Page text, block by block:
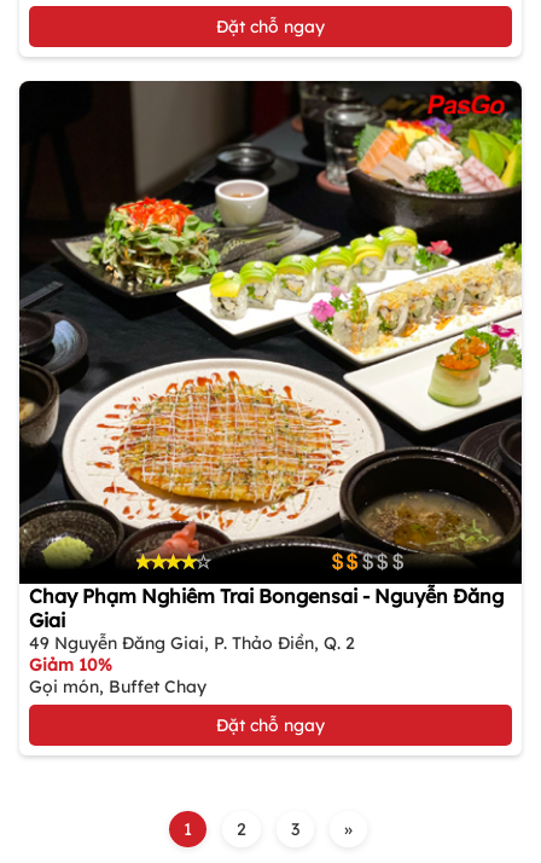
Đặt chỗ ngay
Chay Phạm Nghiêm Trai Bongensai - Nguyễn Đăng
Giai
49 Nguyễn Đăng Giai, P. Thảo Điền, Q. 2
Giảm 10%
Gọi món, Buffet Chay
Đặt chỗ ngay
1 2 3 »